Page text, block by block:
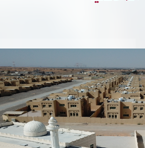
سياسة النظام الإداري
جوائز و شهادات
الميثاق
سياسة أمن المعلومات
سياسة الموردين و